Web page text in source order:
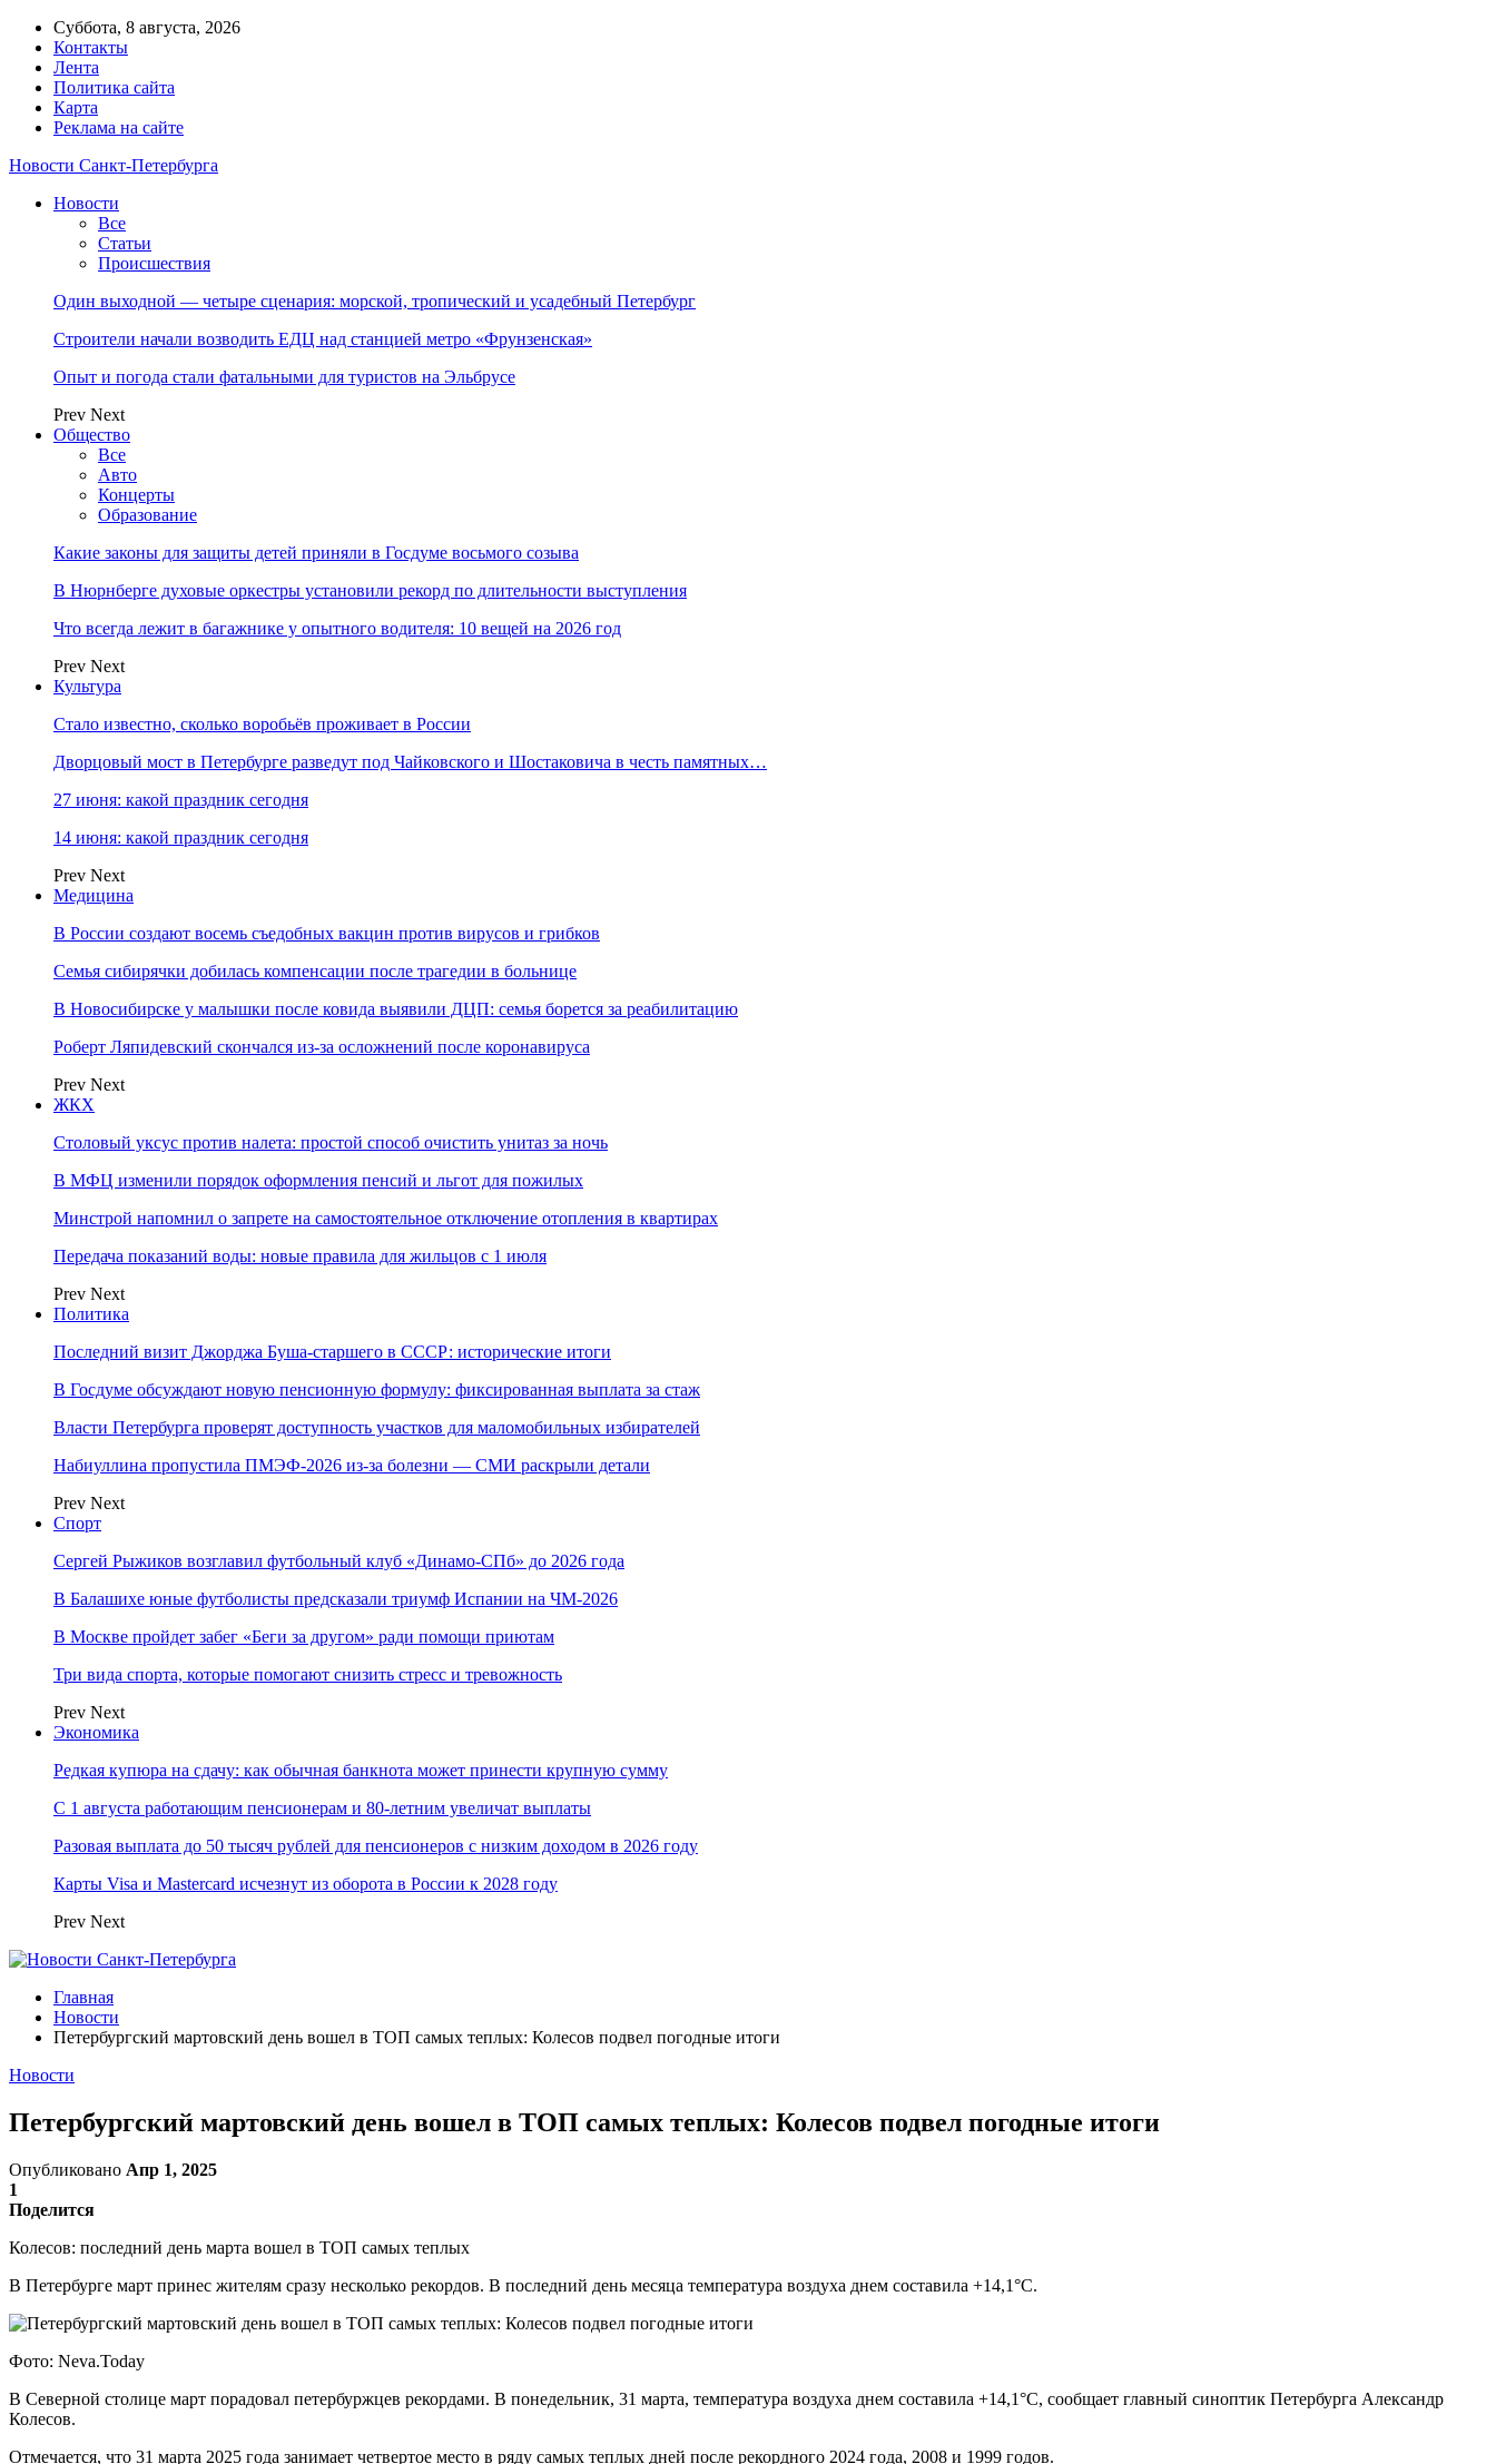
Суббота, 8 августа, 2026
Контакты
Лента
Политика сайта
Карта
Реклама на сайте
Новости Санкт-Петербурга
Новости
Все
Статьи
Происшествия
Один выходной — четыре сценария: морской, тропический и усадебный Петербург
Строители начали возводить ЕДЦ над станцией метро «Фрунзенская»
Опыт и погода стали фатальными для туристов на Эльбрусе
Prev Next
Общество
Все
Авто
Концерты
Образование
Какие законы для защиты детей приняли в Госдуме восьмого созыва
В Нюрнберге духовые оркестры установили рекорд по длительности выступления
Что всегда лежит в багажнике у опытного водителя: 10 вещей на 2026 год
Prev Next
Культура
Стало известно, сколько воробьёв проживает в России
Дворцовый мост в Петербурге разведут под Чайковского и Шостаковича в честь памятных…
27 июня: какой праздник сегодня
14 июня: какой праздник сегодня
Prev Next
Медицина
В России создают восемь съедобных вакцин против вирусов и грибков
Семья сибирячки добилась компенсации после трагедии в больнице
В Новосибирске у малышки после ковида выявили ДЦП: семья борется за реабилитацию
Роберт Ляпидевский скончался из-за осложнений после коронавируса
Prev Next
ЖКХ
Столовый уксус против налета: простой способ очистить унитаз за ночь
В МФЦ изменили порядок оформления пенсий и льгот для пожилых
Минстрой напомнил о запрете на самостоятельное отключение отопления в квартирах
Передача показаний воды: новые правила для жильцов с 1 июля
Prev Next
Политика
Последний визит Джорджа Буша-старшего в СССР: исторические итоги
В Госдуме обсуждают новую пенсионную формулу: фиксированная выплата за стаж
Власти Петербурга проверят доступность участков для маломобильных избирателей
Набиуллина пропустила ПМЭФ-2026 из-за болезни — СМИ раскрыли детали
Prev Next
Спорт
Сергей Рыжиков возглавил футбольный клуб «Динамо-СПб» до 2026 года
В Балашихе юные футболисты предсказали триумф Испании на ЧМ-2026
В Москве пройдет забег «Беги за другом» ради помощи приютам
Три вида спорта, которые помогают снизить стресс и тревожность
Prev Next
Экономика
Редкая купюра на сдачу: как обычная банкнота может принести крупную сумму
С 1 августа работающим пенсионерам и 80-летним увеличат выплаты
Разовая выплата до 50 тысяч рублей для пенсионеров с низким доходом в 2026 году
Карты Visa и Mastercard исчезнут из оборота в России к 2028 году
Prev Next
Главная
Новости
Петербургский мартовский день вошел в ТОП самых теплых: Колесов подвел погодные итоги
Новости
Петербургский мартовский день вошел в ТОП самых теплых: Колесов подвел погодные итоги
Опубликовано Апр 1, 2025
1
Поделится
Колесов: последний день марта вошел в ТОП самых теплых
В Петербурге март принес жителям сразу несколько рекордов. В последний день месяца температура воздуха днем составила +14,1°C.
Фото: Neva.Today
В Северной столице март порадовал петербуржцев рекордами. В понедельник, 31 марта, температура воздуха днем составила +14,1°C, сообщает главный синоптик Петербурга Александр
Колесов.
Отмечается, что 31 марта 2025 года занимает четвертое место в ряду самых теплых дней после рекордного 2024 года, 2008 и 1999 годов.